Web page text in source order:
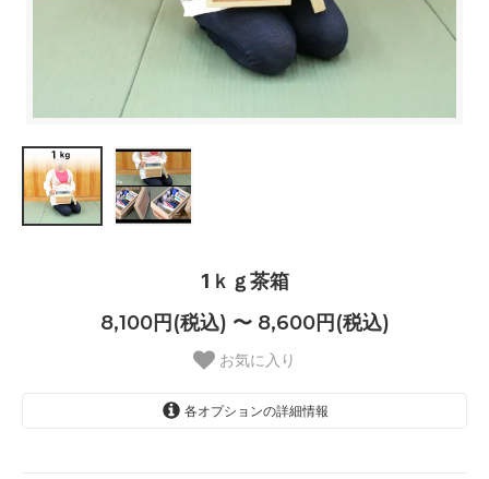
1ｋｇ茶箱
8,100円(税込) 〜 8,600円(税込)
お気に入り
各オプションの詳細情報